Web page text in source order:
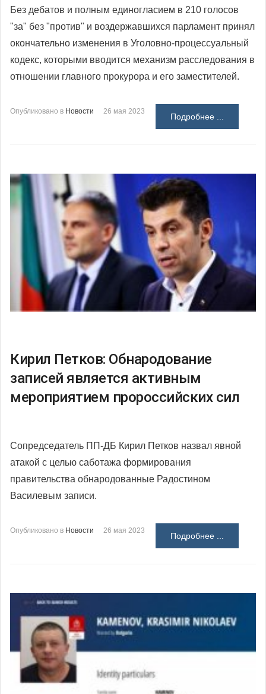
Без дебатов и полным единогласием в 210 голосов
"за" без "против" и воздержавшихся парламент принял
окончательно изменения в Уголовно-процессуальный
кодекс, которыми вводится механизм расследования в
отношении главного прокурора и его заместителей.
Опубликовано в Новости 26 мая 2023
Подробнее ...
Кирил Петков: Обнародование
записей является активным
мероприятием пророссийских сил
Сопредседатель ПП-ДБ Кирил Петков назвал явной
атакой с целью саботажа формирования
правительства обнародованные Радостином
Василевым записи.
Опубликовано в Новости 26 мая 2023
Подробнее ...